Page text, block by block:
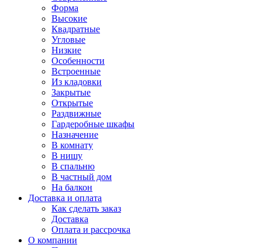
Форма
Высокие
Квадратные
Угловые
Низкие
Особенности
Встроенные
Из кладовки
Закрытые
Открытые
Раздвижные
Гардеробные шкафы
Назначение
В комнату
В нишу
В спальню
В частный дом
На балкон
Доставка и оплата
Как сделать заказ
Доставка
Оплата и рассрочка
О компании